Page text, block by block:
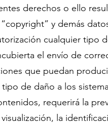
derechos o ello
y demás
cualquier tipo
el envío de
que puedan
de daño a los
requerirá la
la